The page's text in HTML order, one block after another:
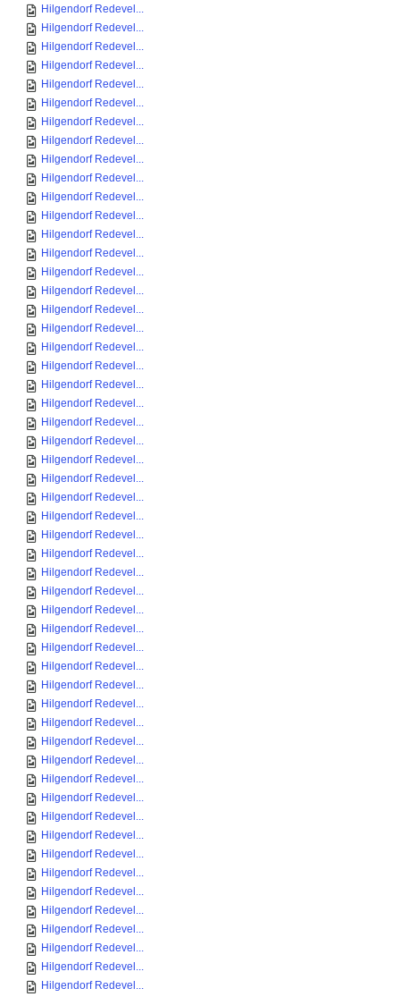
Hilgendorf Redevel...
Hilgendorf Redevel...
Hilgendorf Redevel...
Hilgendorf Redevel...
Hilgendorf Redevel...
Hilgendorf Redevel...
Hilgendorf Redevel...
Hilgendorf Redevel...
Hilgendorf Redevel...
Hilgendorf Redevel...
Hilgendorf Redevel...
Hilgendorf Redevel...
Hilgendorf Redevel...
Hilgendorf Redevel...
Hilgendorf Redevel...
Hilgendorf Redevel...
Hilgendorf Redevel...
Hilgendorf Redevel...
Hilgendorf Redevel...
Hilgendorf Redevel...
Hilgendorf Redevel...
Hilgendorf Redevel...
Hilgendorf Redevel...
Hilgendorf Redevel...
Hilgendorf Redevel...
Hilgendorf Redevel...
Hilgendorf Redevel...
Hilgendorf Redevel...
Hilgendorf Redevel...
Hilgendorf Redevel...
Hilgendorf Redevel...
Hilgendorf Redevel...
Hilgendorf Redevel...
Hilgendorf Redevel...
Hilgendorf Redevel...
Hilgendorf Redevel...
Hilgendorf Redevel...
Hilgendorf Redevel...
Hilgendorf Redevel...
Hilgendorf Redevel...
Hilgendorf Redevel...
Hilgendorf Redevel...
Hilgendorf Redevel...
Hilgendorf Redevel...
Hilgendorf Redevel...
Hilgendorf Redevel...
Hilgendorf Redevel...
Hilgendorf Redevel...
Hilgendorf Redevel...
Hilgendorf Redevel...
Hilgendorf Redevel...
Hilgendorf Redevel...
Hilgendorf Redevel...